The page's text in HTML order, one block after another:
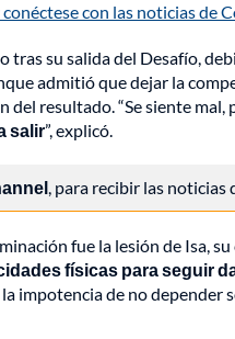
con las noticias de
su salida del Desafío,
admitió que dejar la
del resultado. “Se siente
salir”, explicó.
, para recibir las noticias
fue la lesión de Isa,
físicas para seguir
impotencia de no